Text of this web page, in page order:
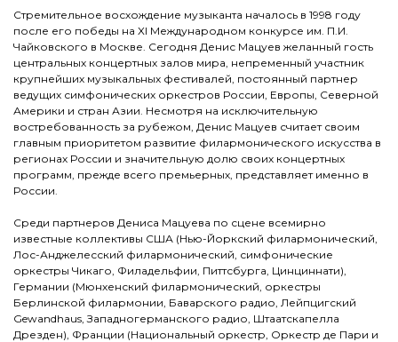
Стремительное восхождение музыканта началось в 1998 году
после его победы на XI Международном конкурсе им. П.И.
Чайковского в Москве. Сегодня Денис Мацуев желанный гость
центральных концертных залов мира, непременный участник
крупнейших музыкальных фестивалей, постоянный партнер
ведущих симфонических оркестров России, Европы, Северной
Америки и стран Азии. Несмотря на исключительную
востребованность за рубежом, Денис Мацуев считает своим
главным приоритетом развитие филармонического искусства в
регионах России и значительную долю своих концертных
программ, прежде всего премьерных, представляет именно в
России.
Среди партнеров Дениса Мацуева по сцене всемирно
известные коллективы США (Нью-Йоркский филармонический,
Лос-Анджелесский филармонический, симфонические
оркестры Чикаго, Филадельфии, Питтсбурга, Цинциннати),
Германии (Мюнхенский филармонический, оркестры
Берлинской филармонии, Баварского радио, Лейпцигский
Gewandhaus, Западногерманского радио, Штаатскапелла
Дрезден), Франции (Национальный оркестр, Оркестр де Пари и